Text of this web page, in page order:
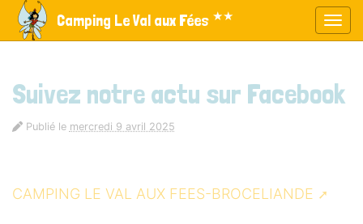
Camping Le Val aux Fées ★★
Suivez notre actu sur Facebook
Publié le mercredi 9 avril 2025
CAMPING LE VAL AUX FEES-BROCELIANDE
Panneau de gestion des cookies